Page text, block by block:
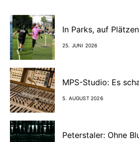
In Parks, auf
25. JUNI 2026
MPS-Studio: Es
5. AUGUST 2026
Peterstaler: Ohne